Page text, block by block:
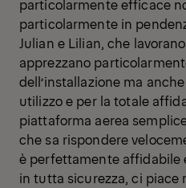
particolarmente efficace
particolarmente in
Julian e Lilian, che
apprezzano
dell’installazione ma
utilizzo e per la totale
piattaforma aerea
che sa rispondere
è perfettamente affidabile
in tutta sicurezza, ci piace